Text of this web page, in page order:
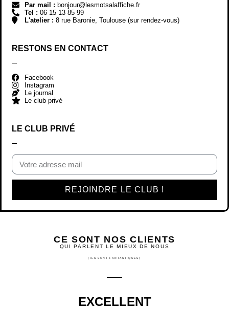
Par mail : bonjour@lesmotsalaffiche.fr
Tel : 06 15 13 85 99
L'atelier : 8 rue Baronie, Toulouse (sur rendez-vous)
RESTONS EN CONTACT
Facebook
Instagram
Le journal
Le club privé
LE CLUB PRIVÉ
REJOINDRE LE CLUB !
CE SONT NOS CLIENTS
QUI PARLENT LE MIEUX DE NOUS
(ILS SONT FANTASTIQUES)
EXCELLENT